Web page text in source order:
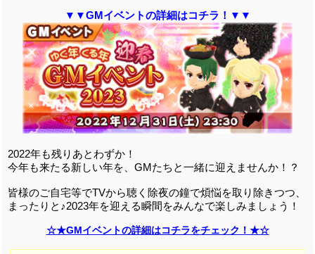
▼▼GMイベントの詳細はコチラ！▼▼
2022年も残りあとわずか！
今年も来たる新しい年を、GMたちと一緒に迎えませんか！？
皆様のご自宅等でTVから聴く除夜の鐘で煩悩を取り除きつつ、
まったりと♪2023年を迎える瞬間をみんなで楽しみましょう！
☆★GMイベントの詳細はコチラをチェック！★☆